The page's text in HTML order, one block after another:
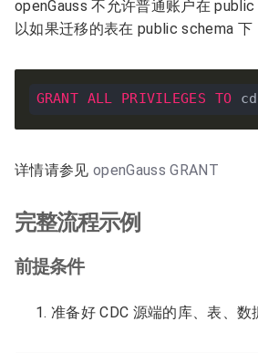
openGauss 不允许普通账户在
以如果迁移的表在 public schema 下
GRANT ALL PRIVILEGES TO
详情请参见 openGauss GRANT
完整流程示例
前提条件
准备好 CDC 源端的库、表、数